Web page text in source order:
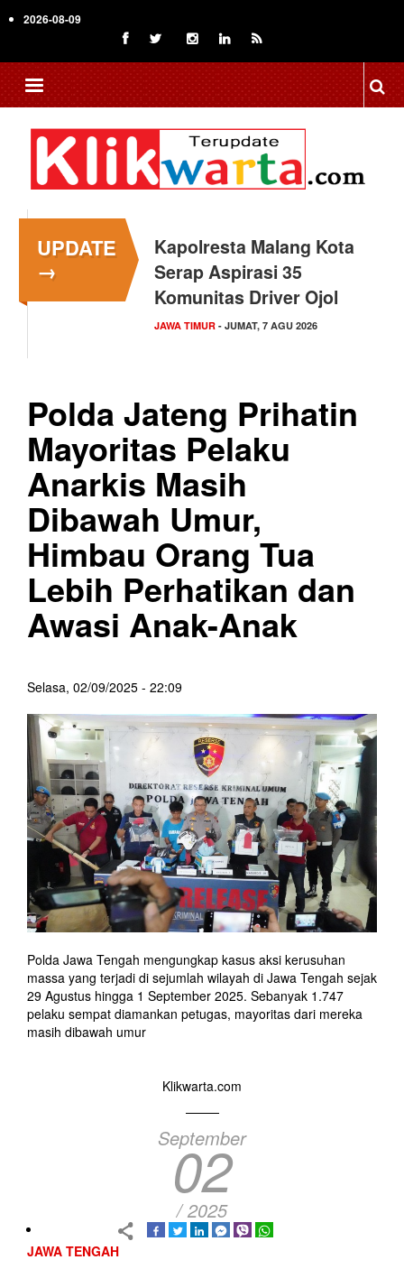
to
content
2026-08-09
UPDATE
→
Kapolresta Malang Kota
Serap Aspirasi 35
Komunitas Driver Ojol
JAWA TIMUR - JUMAT, 7 AGU 2026
Polda Jateng Prihatin
Mayoritas Pelaku
Anarkis Masih
Dibawah Umur,
Himbau Orang Tua
Lebih Perhatikan dan
Awasi Anak-Anak
Selasa, 02/09/2025 - 22:09
Polda Jawa Tengah mengungkap kasus aksi kerusuhan
massa yang terjadi di sejumlah wilayah di Jawa Tengah sejak
29 Agustus hingga 1 September 2025. Sebanyak 1.747
pelaku sempat diamankan petugas, mayoritas dari mereka
masih dibawah umur
Klikwarta.com
September
02
/ 2025
JAWA TENGAH